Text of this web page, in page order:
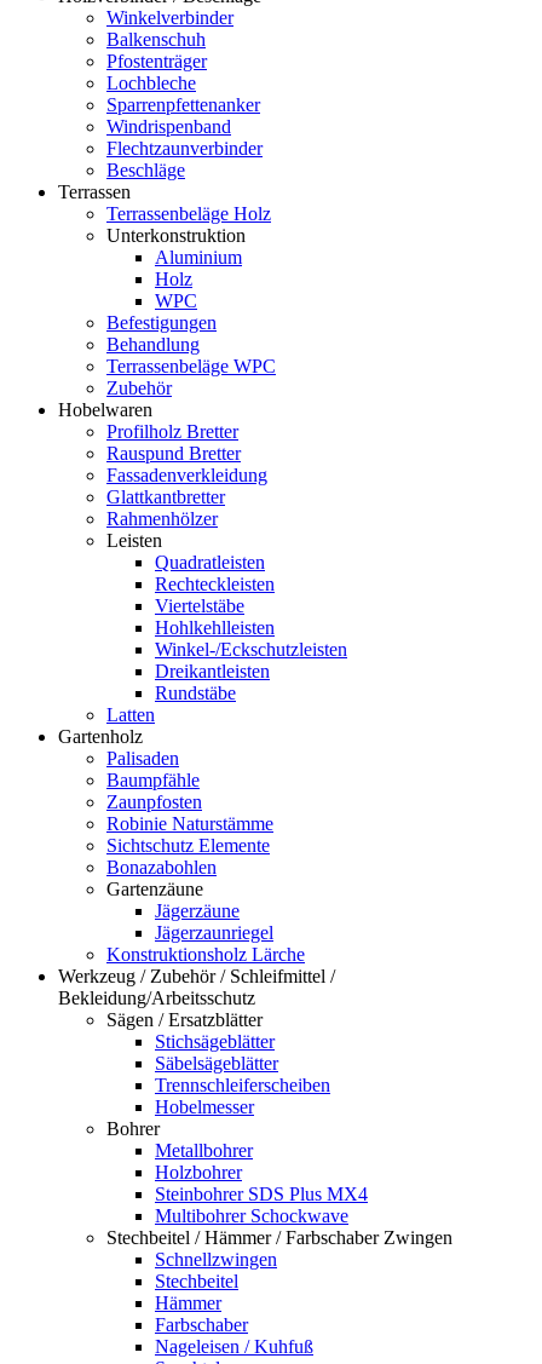
Winkelverbinder
Balkenschuh
Pfostenträger
Lochbleche
Sparrenpfettenanker
Windrispenband
Flechtzaunverbinder
Beschläge
Terrassen
Terrassenbeläge Holz
Unterkonstruktion
Aluminium
Holz
WPC
Befestigungen
Behandlung
Terrassenbeläge WPC
Zubehör
Hobelwaren
Profilholz Bretter
Rauspund Bretter
Fassadenverkleidung
Glattkantbretter
Rahmenhölzer
Leisten
Quadratleisten
Rechteckleisten
Viertelstäbe
Hohlkehlleisten
Winkel-/Eckschutzleisten
Dreikantleisten
Rundstäbe
Latten
Gartenholz
Palisaden
Baumpfähle
Zaunpfosten
Robinie Naturstämme
Sichtschutz Elemente
Bonazabohlen
Gartenzäune
Jägerzäune
Jägerzaunriegel
Konstruktionsholz Lärche
Werkzeug / Zubehör / Schleifmittel /
Bekleidung/Arbeitsschutz
Sägen / Ersatzblätter
Stichsägeblätter
Säbelsägeblätter
Trennschleiferscheiben
Hobelmesser
Bohrer
Metallbohrer
Holzbohrer
Steinbohrer SDS Plus MX4
Multibohrer Schockwave
Stechbeitel / Hämmer / Farbschaber Zwingen
Schnellzwingen
Stechbeitel
Hämmer
Farbschaber
Nageleisen / Kuhfuß